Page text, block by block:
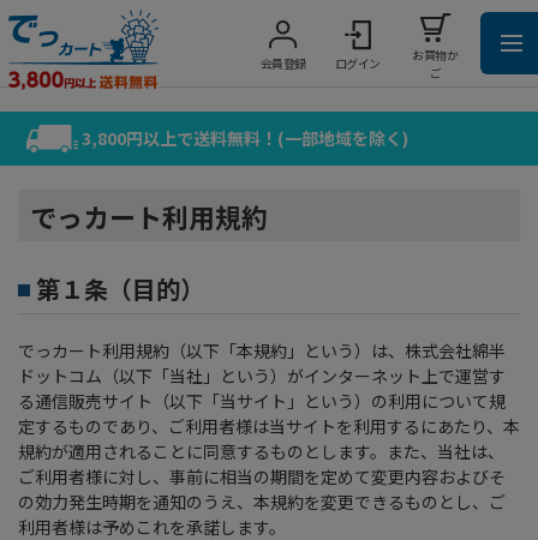
会員登録 ログイン
お買物か
ご
3,800円以上で送料無料！(一部地域を除く)
でっカート利用規約
第１条（目的）
でっカート利用規約（以下「本規約」という）は、株式会社綿半
ドットコム（以下「当社」という）がインターネット上で運営す
る通信販売サイト（以下「当サイト」という）の利用について規
定するものであり、ご利用者様は当サイトを利用するにあたり、本
規約が適用されることに同意するものとします。また、当社は、
ご利用者様に対し、事前に相当の期間を定めて変更内容およびそ
の効力発生時期を通知のうえ、本規約を変更できるものとし、ご
利用者様は予めこれを承諾します。